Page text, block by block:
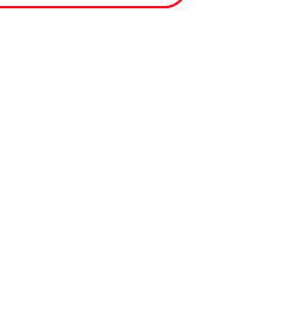
– schnell und einfach online!